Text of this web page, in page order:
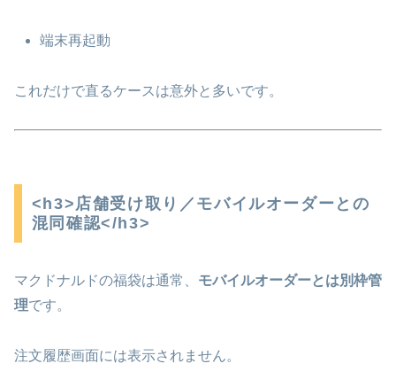
端末再起動
これだけで直るケースは意外と多いです。
<h3>店舗受け取り／モバイルオーダーとの
混同確認</h3>
マクドナルドの福袋は通常、 モバイルオーダーとは別枠管
理です。
注文履歴画面には表示されません。